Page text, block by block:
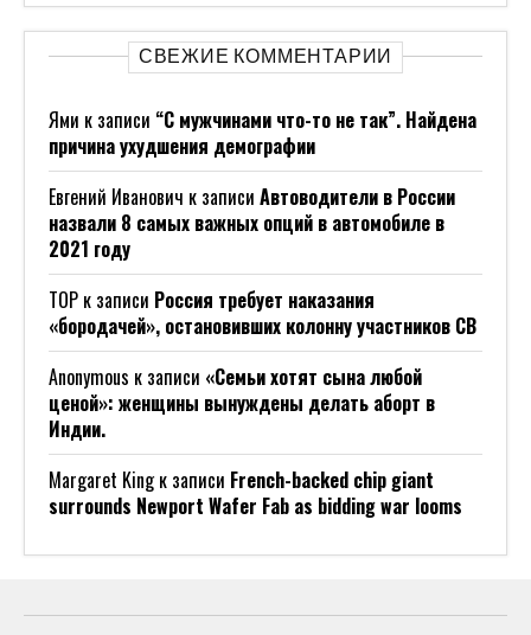
СВЕЖИЕ КОММЕНТАРИИ
Ями к записи “С мужчинами что-то не так”. Найдена
причина ухудшения демографии
Евгений Иванович к записи Автоводители в России
назвали 8 самых важных опций в автомобиле в
2021 году
ТОР к записи Россия требует наказания
«бородачей», остановивших колонну участников СВ
Anonymous к записи «Семьи хотят сына любой
ценой»: женщины вынуждены делать аборт в
Индии.
Margaret Kingк записи French-backed chip giant
surrounds Newport Wafer Fab as bidding war looms